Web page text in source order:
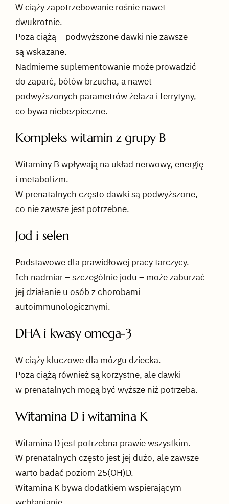
W ciąży zapotrzebowanie rośnie nawet
dwukrotnie.
Poza ciążą – podwyższone dawki nie zawsze
są wskazane.
Nadmierne suplementowanie może prowadzić
do zaparć, bólów brzucha, a nawet
podwyższonych parametrów żelaza i ferrytyny,
co bywa niebezpieczne.
Kompleks witamin z grupy B
Witaminy B wpływają na układ nerwowy, energię
i metabolizm.
W prenatalnych często dawki są podwyższone,
co nie zawsze jest potrzebne.
Jod i selen
Podstawowe dla prawidłowej pracy tarczycy.
Ich nadmiar – szczególnie jodu – może zaburzać
jej działanie u osób z chorobami
autoimmunologicznymi.
DHA i kwasy omega-3
W ciąży kluczowe dla mózgu dziecka.
Poza ciążą również są korzystne, ale dawki
w prenatalnych mogą być wyższe niż potrzeba.
Witamina D i witamina K
Witamina D jest potrzebna prawie wszystkim.
W prenatalnych często jest jej dużo, ale zawsze
warto badać poziom 25(OH)D.
Witamina K bywa dodatkiem wspierającym